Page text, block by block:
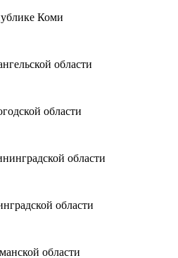
Коми
области
области
области
области
области